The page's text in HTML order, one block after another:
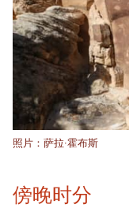
照片：萨拉·霍布斯
傍晚时分